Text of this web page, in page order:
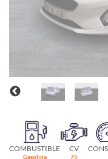
COMBUSTIBLE
Gasolina
CV
75